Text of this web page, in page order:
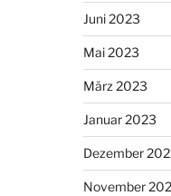
Juni 2023
Mai 2023
März 2023
Januar 2023
Dezember
November